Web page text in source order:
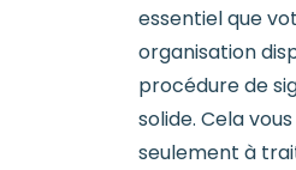
essentiel que
organisation
procédure de
solide. Cela
seulement à